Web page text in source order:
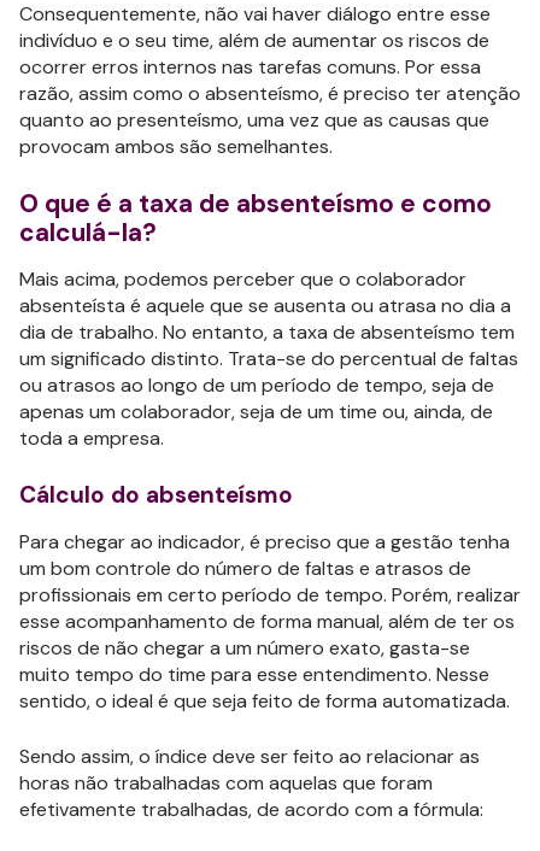
Consequentemente, não vai haver diálogo entre esse
indivíduo e o seu time, além de aumentar os riscos de
ocorrer erros internos nas tarefas comuns. Por essa
razão, assim como o absenteísmo, é preciso ter atenção
quanto ao presenteísmo, uma vez que as causas que
provocam ambos são semelhantes.
O que é a taxa de absenteísmo e como
calculá-la?
Mais acima, podemos perceber que o colaborador
absenteísta é aquele que se ausenta ou atrasa no dia a
dia de trabalho. No entanto, a taxa de absenteísmo tem
um significado distinto. Trata-se do percentual de faltas
ou atrasos ao longo de um período de tempo, seja de
apenas um colaborador, seja de um time ou, ainda, de
toda a empresa.
Cálculo do absenteísmo
Para chegar ao indicador, é preciso que a gestão tenha
um bom controle do número de faltas e atrasos de
profissionais em certo período de tempo. Porém, realizar
esse acompanhamento de forma manual, além de ter os
riscos de não chegar a um número exato, gasta-se
muito tempo do time para esse entendimento. Nesse
sentido, o ideal é que seja feito de forma automatizada.
Sendo assim, o índice deve ser feito ao relacionar as
horas não trabalhadas com aquelas que foram
efetivamente trabalhadas, de acordo com a fórmula: